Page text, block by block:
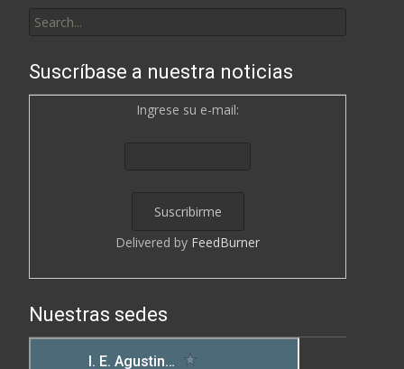
for:
Suscríbase a nuestra noticias
Ingrese su e-mail:
Delivered by FeedBurner
Nuestras sedes